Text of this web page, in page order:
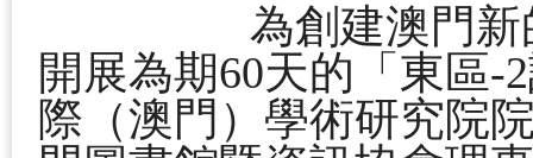
為創建澳門新的
開展為期60天的「東區-2
際（澳門）學術研究院